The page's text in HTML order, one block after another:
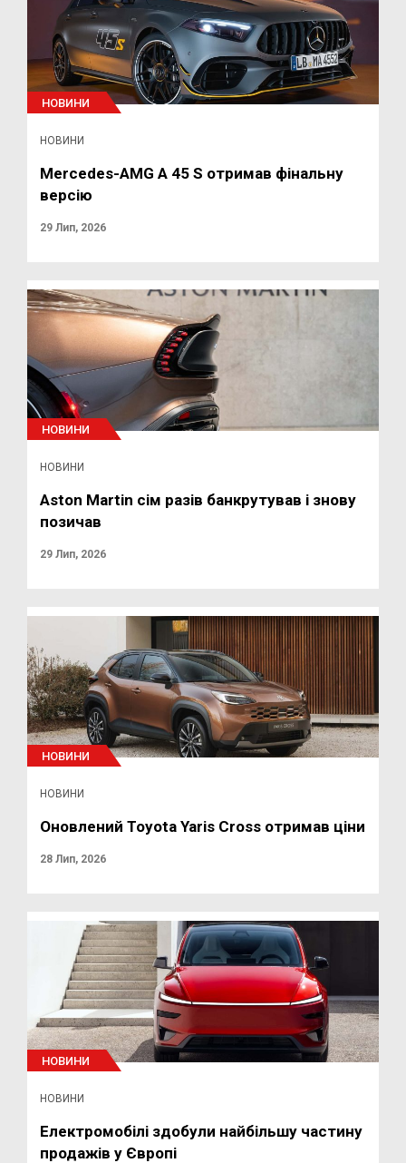
НОВИНИ
НОВИНИ
Mercedes-AMG A 45 S отримав фінальну
версію
29 Лип, 2026
НОВИНИ
НОВИНИ
Aston Martin сім разів банкрутував і знову
позичав
29 Лип, 2026
НОВИНИ
НОВИНИ
Оновлений Toyota Yaris Cross отримав ціни
28 Лип, 2026
НОВИНИ
НОВИНИ
Електромобілі здобули найбільшу частину
продажів у Європі